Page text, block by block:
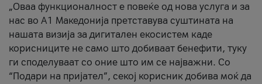
„Оваа функционалност е повеќе од нова услуга и за
нас во А1 Македонија претставува суштината на
нашата визија за дигитален екосистем каде
корисниците не само што добиваат бенефити, туку
ги споделуваат со оние што им се најважни. Со
“Подари на пријател”, секој корисник добива моќ да